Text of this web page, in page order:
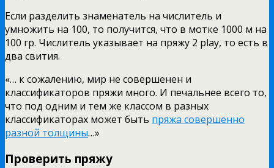
Если разделить знаменатель на числитель и
умножить на 100, то получится, что в мотке 1000 м на
100 гр. Числитель указывает на пряжу 2 play, то есть в
два свития.
«… к сожалению, мир не совершенен и
классификаторов пряжи много. И печальнее всего то,
что под одним и тем же классом в разных
классификаторах может быть пряжа совершенно
разной толщины…»
Проверить пряжу